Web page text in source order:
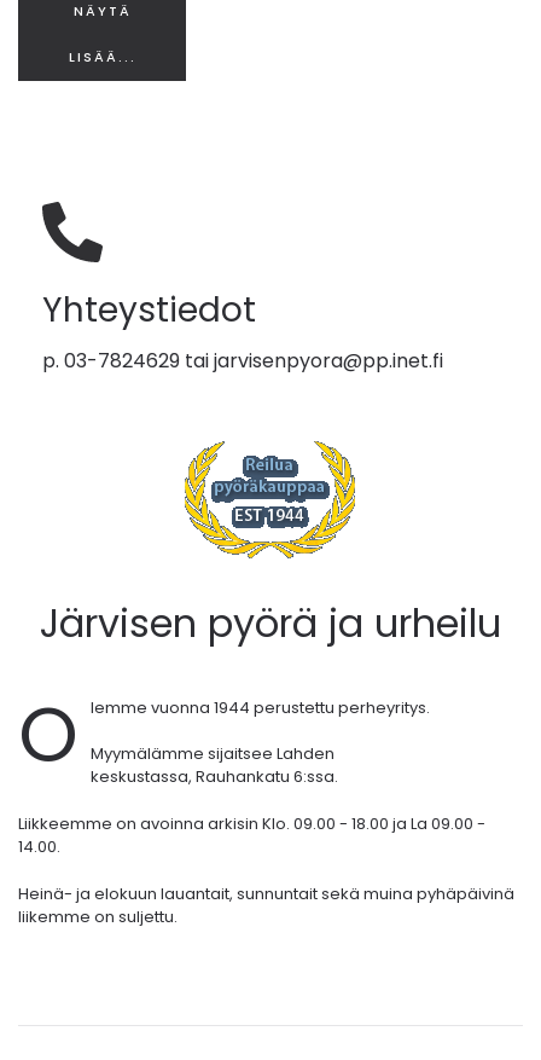
NÄYTÄ
LISÄÄ...
Yhteystiedot
p. 03-7824629 taijarvisenpyora@pp.inet.fi
Järvisen pyörä ja urheilu
O
lemme vuonna 1944 perustettu perheyritys.
Myymälämme sijaitsee Lahden
keskustassa, Rauhankatu 6:ssa.
Liikkeemme on avoinna arkisin Klo. 09.00 - 18.00 ja La 09.00 -
14.00.
Heinä- ja elokuun lauantait, sunnuntait sekä muina pyhäpäivinä
liikemme on suljettu.